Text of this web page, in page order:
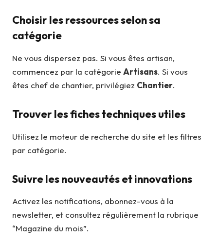
Choisir les ressources selon sa
catégorie
Ne vous dispersez pas. Si vous êtes artisan,
commencez par la catégorie Artisans. Si vous
êtes chef de chantier, privilégiez Chantier.
Trouver les fiches techniques utiles
Utilisez le moteur de recherche du site et les filtres
par catégorie.
Suivre les nouveautés et innovations
Activez les notifications, abonnez-vous à la
newsletter, et consultez régulièrement la rubrique
“Magazine du mois”.